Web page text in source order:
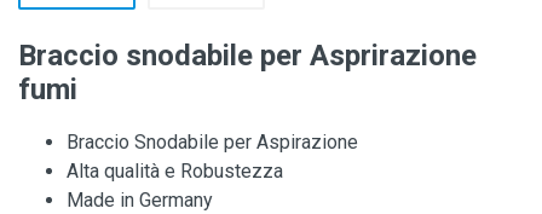
Braccio snodabile per Asprirazione
fumi
Braccio Snodabile per Aspirazione
Alta qualità e Robustezza
Made in Germany